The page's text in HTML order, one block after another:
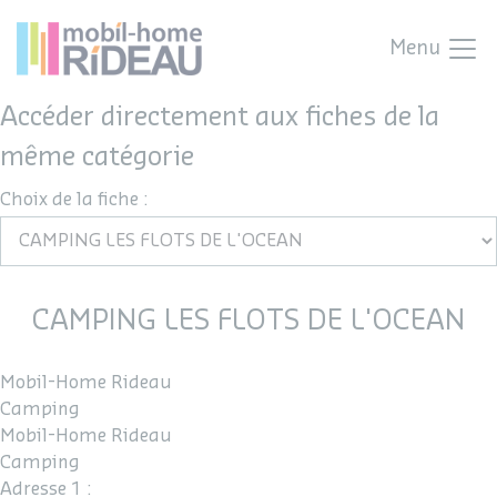
Menu
Accéder directement aux fiches de la
même catégorie
Choix de la fiche :
CAMPING LES FLOTS DE L'OCEAN
Mobil-Home Rideau
Camping
Mobil-Home Rideau
Camping
Adresse 1 :